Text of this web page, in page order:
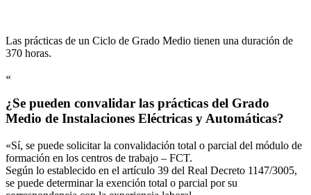
Las prácticas de un Ciclo de Grado Medio tienen una duración de
370 horas.
«
¿Se pueden convalidar las prácticas del Grado
Medio de Instalaciones Eléctricas y Automáticas?
«Sí, se puede solicitar la convalidación total o parcial del módulo de
formación en los centros de trabajo – FCT.
Según lo establecido en el artículo 39 del Real Decreto 1147/3005,
se puede determinar la exención total o parcial por su